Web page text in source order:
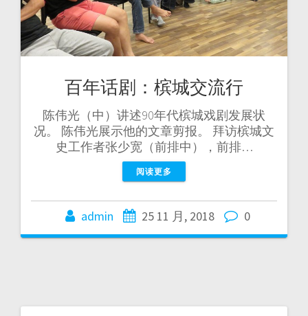
百年话剧：槟城交流行
陈伟光（中）讲述90年代槟城戏剧发展状
况。 陈伟光展示他的文章剪报。 拜访槟城文
史工作者张少宽（前排中），前排…
阅读更多
admin 25 11 月, 2018 0